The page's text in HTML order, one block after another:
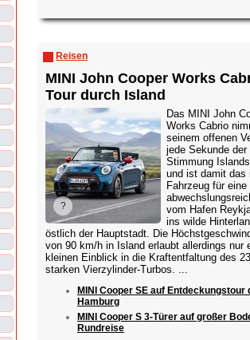
Reisen
MINI John Cooper Works
Tour durch Island
Das MINI John
Works Cabrio
seinem offenen
jede Sekunde der
Stimmung
und ist damit das
Fahrzeug für eine
vom Hafen
ins wilde
östlich der Hauptstadt. Die
von 90 km/h in Island erlaubt allerdings nur
kleinen Einblick in die Kraftentfaltung des
starken Vierzylinder-Turbos. ...
MINI Cooper SE auf Entdeckungstour
Hamburg
MINI Cooper S 3-Türer auf großer
Rundreise